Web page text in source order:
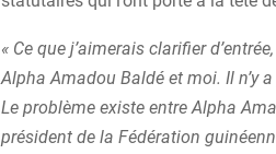
« Ce que j’aimerais clarifier
Alpha Amadou Baldé et moi. Il n’y
Le problème existe entre Alpha
président de la Fédération